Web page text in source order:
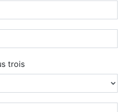
trois